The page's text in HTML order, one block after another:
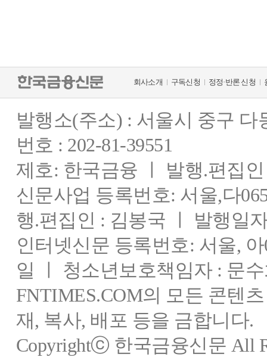
회사소개 구독신청 정정·반론 신청
발행소(주소) : 서울시 중구
번호 : 202-81-39551
제호: 한국금융 ㅣ 발행.편집
신문사업 등록번호: 서울,다
행.편집인 : 김봉국 ㅣ 발행일
인터넷신문 등록번호: 서울,
일 ㅣ 청소년보호책임자 : 문
FNTIMES.COM의 모든 콘텐
재, 복사, 배포 등을 금합니다.
Copyrightⓒ 한국금융신문 All